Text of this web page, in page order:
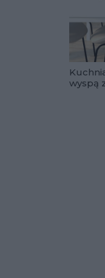
wyspą